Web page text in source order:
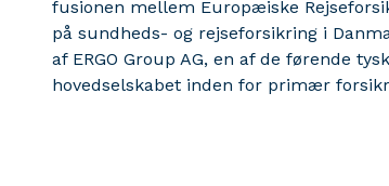
fusionen mellem Europæiske
på sundheds- og rejseforsikring i
af ERGO Group AG, en af de førende
hovedselskabet inden for primær